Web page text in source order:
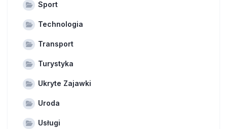
Sport
Technologia
Transport
Turystyka
Ukryte Zajawki
Uroda
Usługi